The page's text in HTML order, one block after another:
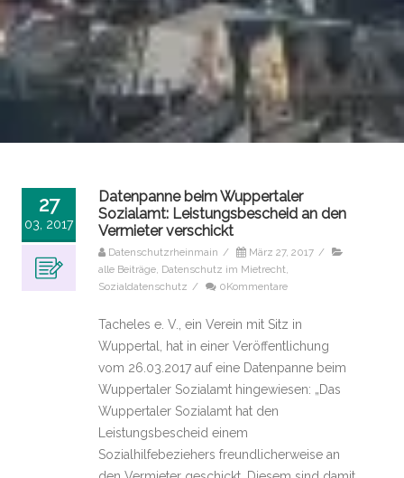
27
03, 2017
Datenpanne beim Wuppertaler
Sozialamt: Leistungsbescheid an den
Vermieter verschickt
Datenschutzrheinmain / März 27, 2017 /
alle Beiträge, Datenschutz im Mietrecht,
Sozialdatenschutz / 0Kommentare
Tacheles e. V., ein Verein mit Sitz in
Wuppertal, hat in einer Veröffentlichung
vom 26.03.2017 auf eine Datenpanne beim
Wuppertaler Sozialamt hingewiesen: „Das
Wuppertaler Sozialamt hat den
Leistungsbescheid einem
Sozialhilfebeziehers freundlicherweise an